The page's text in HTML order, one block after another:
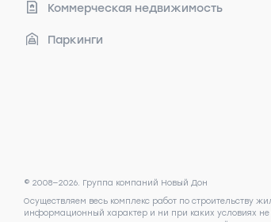
Коммерческая недвижимость
Паркинги
© 2008—2026. Группа компаний Новый Дон
Осуществляем весь комплекс работ по строительству
информационный характер и ни при каких условиях не